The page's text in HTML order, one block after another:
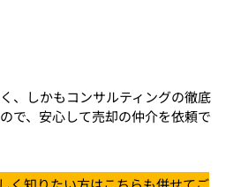
、しかもコンサルティングの徹底
で、安心して売却の仲介を依頼で